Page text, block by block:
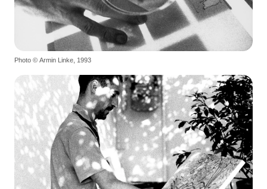
Photo © Armin Linke, 1993